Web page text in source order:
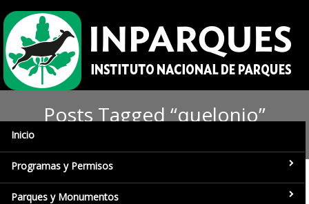
Inicio
Programas y Permisos
Parques y Monumentos
Posts Tagged “quelonio”